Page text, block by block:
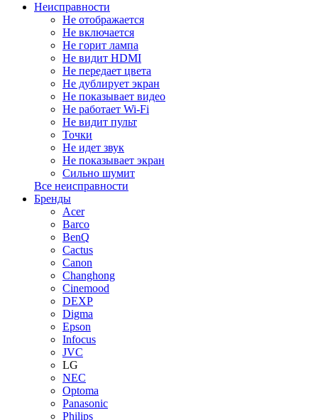
Неисправности
Не отображается
Не включается
Не горит лампа
Не видит HDMI
Не передает цвета
Не дублирует экран
Не показывает видео
Не работает Wi-Fi
Не видит пульт
Точки
Не идет звук
Не показывает экран
Сильно шумит
Все неисправности
Бренды
Acer
Barco
BenQ
Cactus
Canon
Changhong
Cinemood
DEXP
Digma
Epson
Infocus
JVC
LG
NEC
Optoma
Panasonic
Philips